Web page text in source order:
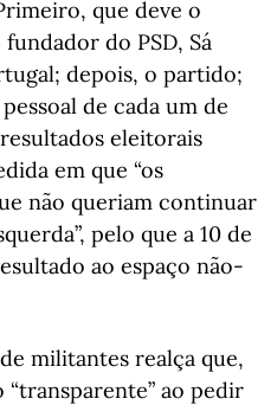
que deve o
do PSD, Sá
depois, o partido;
de cada um de
resultados eleitorais
em que “os
não queriam continuar
pelo que a 10 de
ao espaço não-
militantes realça que,
“transparente” ao pedir